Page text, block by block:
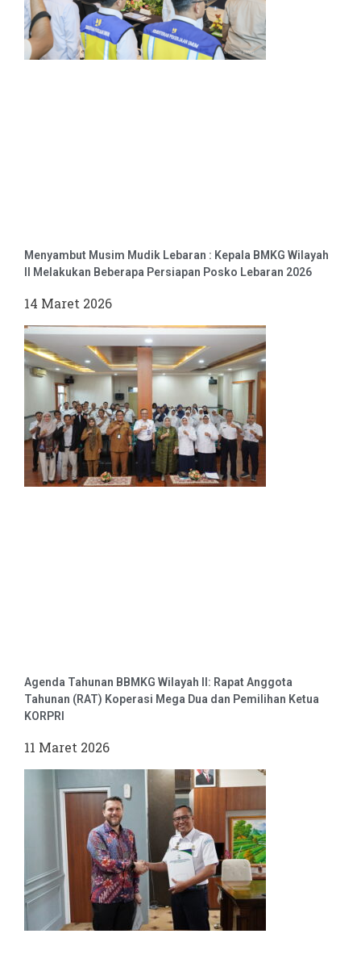
Menyambut Musim Mudik Lebaran : Kepala BMKG Wilayah
II Melakukan Beberapa Persiapan Posko Lebaran 2026
14 Maret 2026
Agenda Tahunan BBMKG Wilayah II: Rapat Anggota
Tahunan (RAT) Koperasi Mega Dua dan Pemilihan Ketua
KORPRI
11 Maret 2026